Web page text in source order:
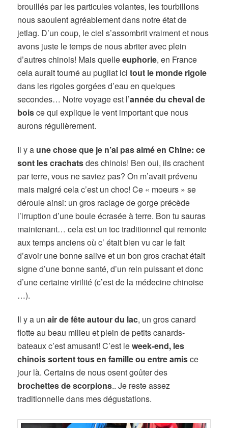
brouillés par les particules volantes, les tourbillons
nous saoulent agréablement dans notre état de
jetlag. D’un coup, le ciel s’assombrit vraiment et nous
avons juste le temps de nous abriter avec plein
d’autres chinois! Mais quelleeuphorie, en France
cela aurait tourné au pugilat icitout le monde rigole
dans les rigoles gorgées d’eau en quelques
secondes… Notre voyage est l’année du cheval de
boisce qui explique le vent important que nous
aurons régulièrement.
Il y a une chose que je n’ai pas aimé en Chine: ce
sont les crachatsdes chinois! Ben oui, ils crachent
par terre, vous ne saviez pas? On m’avait prévenu
mais malgré cela c’est un choc! Ce « moeurs » se
déroule ainsi: un gros raclage de gorge précède
l’irruption d’une boule écrasée à terre. Bon tu sauras
maintenant… cela est un toc traditionnel qui remonte
aux temps anciens où c’ était bien vu car le fait
d’avoir une bonne salive et un bon gros crachat était
signe d’une bonne santé, d’un rein puissant et donc
d’une certaine virilité (c’est de la médecine chinoise
…).
Il y a unair de fête autour du lac, un gros canard
flotte au beau milieu et plein de petits canards-
bateaux c’est amusant! C’est leweek-end, les
chinois sortent tous en famille ou entre amisce
jour là. Certains de nous osent goûter des
brochettes de scorpions.. Je reste assez
traditionnelle dans mes dégustations.